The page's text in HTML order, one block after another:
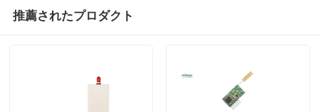
推薦されたプロダクト